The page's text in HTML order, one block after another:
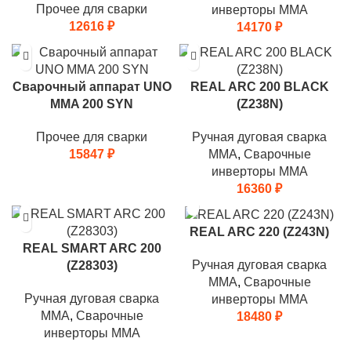
Прочее для сварки
12616 ₽
инверторы MMA
14170 ₽
Сварочный аппарат UNO
MMA 200 SYN
Прочее для сварки
15847 ₽
REAL ARC 200 BLACK
(Z238N)
Ручная дуговая сварка
MMA, Сварочные
инверторы MMA
16360 ₽
REAL SMART ARC 200
(Z28303)
Ручная дуговая сварка
MMA, Сварочные
инверторы MMA
REAL ARC 220 (Z243N)
Ручная дуговая сварка
MMA, Сварочные
инверторы MMA
18480 ₽